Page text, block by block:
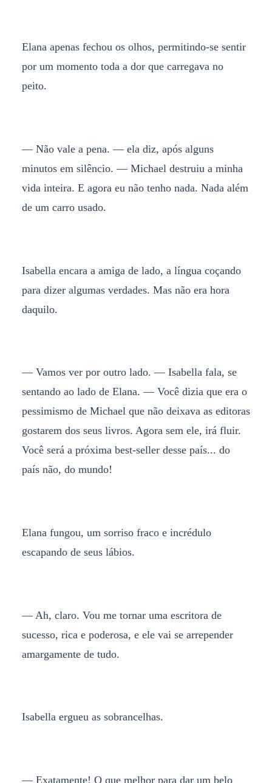
Elana apenas fechou os olhos, permitindo-se sentir
por um momento toda a dor que carregava no
peito.
— Não vale a pena. — ela diz, após alguns
minutos em silêncio. — Michael destruiu a minha
vida inteira. E agora eu não tenho nada. Nada além
de um carro usado.
Isabella encara a amiga de lado, a língua coçando
para dizer algumas verdades. Mas não era hora
daquilo.
— Vamos ver por outro lado. — Isabella fala, se
sentando ao lado de Elana. — Você dizia que era o
pessimismo de Michael que não deixava as editoras
gostarem dos seus livros. Agora sem ele, irá fluir.
Você será a próxima best-seller desse país... do
país não, do mundo!
Elana fungou, um sorriso fraco e incrédulo
escapando de seus lábios.
— Ah, claro. Vou me tornar uma escritora de
sucesso, rica e poderosa, e ele vai se arrepender
amargamente de tudo.
Isabella ergueu as sobrancelhas.
— Exatamente! O que melhor para dar um belo